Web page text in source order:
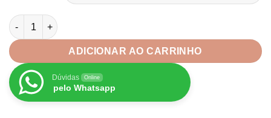
Pérola Lagrima Gota Com Furo Branca 6x14mm quantidade
ADICIONAR AO CARRINHO
Dúvidas Online
pelo Whatsapp